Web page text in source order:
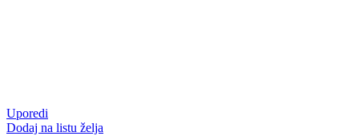
Uporedi
Dodaj na listu želja